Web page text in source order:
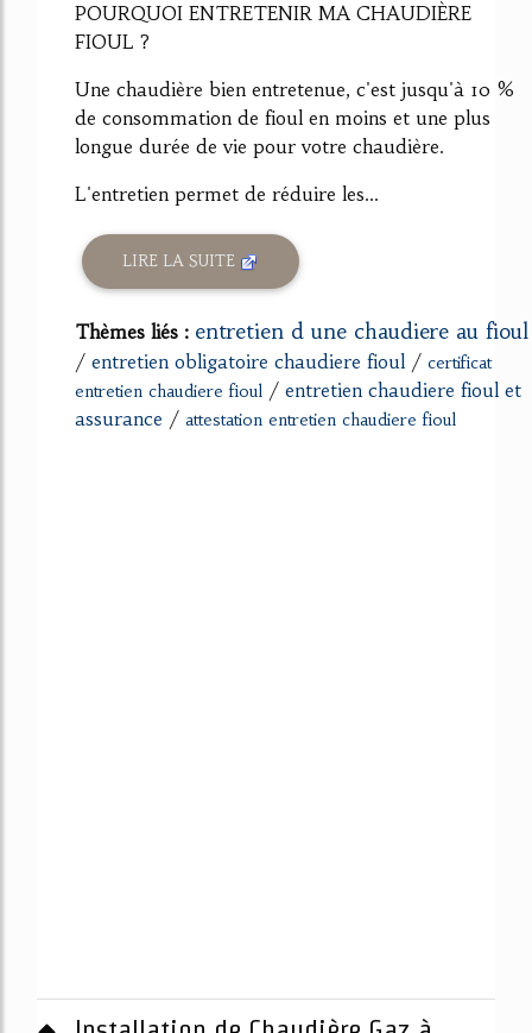
POURQUOI ENTRETENIR MA CHAUDIÈRE
FIOUL ?
Une chaudière bien entretenue, c'est jusqu'à 10 %
de consommation de fioul en moins et une plus
longue durée de vie pour votre chaudière.
L'entretien permet de réduire les...
LIRE LA SUITE
Thèmes liés : entretien d une chaudiere au fioul
/ entretien obligatoire chaudiere fioul / certificat
entretien chaudiere fioul / entretien chaudiere fioul et
assurance / attestation entretien chaudiere fioul